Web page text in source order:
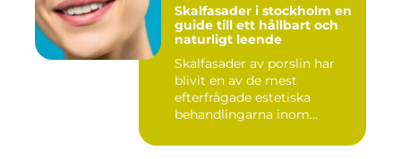
Skalfasader i stockholm en
guide till ett hållbart och
naturligt leende
Skalfasader av porslin har
blivit en av de mest
efterfrågade estetiska
behandlingarna inom